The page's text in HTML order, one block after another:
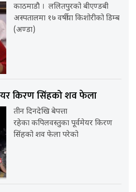
काठमाडौ । ललितपुरको बीएण्डबी
अस्पतालमा १७ वर्षीया किशोरीको डिम्ब
(अण्डा)
किरण सिंहको शव फेला
तीन दिनदेखि बेपत्ता
रहेका कपिलवस्तुका पूर्वमेयर किरण
सिंहको शव फेला परेको